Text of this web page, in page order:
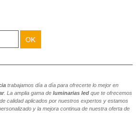
trabajamos día a día para ofrecerte lo mejor en
. La amplia gama de luminarias ledque te ofrecemos
calidad aplicados por nuestros expertos y estamos
y la mejora continua de nuestra oferta de